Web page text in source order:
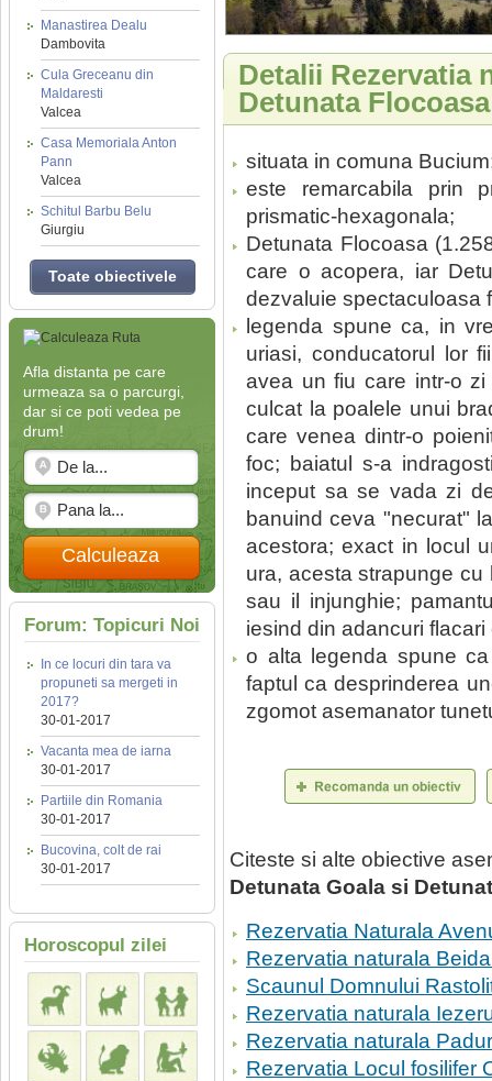
Manastirea Dealu
Dambovita
Cula Greceanu din
Maldaresti
Valcea
Casa Memoriala Anton
Pann
Valcea
Schitul Barbu Belu
Giurgiu
Toate obiectivele
Afla distanta pe care
urmeaza sa o parcurgi,
dar si ce poti vedea pe
drum!
Calculeaza
Forum: Topicuri Noi
In ce locuri din tara va
propuneti sa mergeti in
2017?
30-01-2017
Vacanta mea de iarna
30-01-2017
Partiile din Romania
30-01-2017
Bucovina, colt de rai
30-01-2017
Horoscopul zilei
Detalii Rezervatia
Detunata Flocoasa
situata in comuna
este remarcabila prin
prismatic-hexagonala;
Detunata Flocoasa
care o acopera, iar
dezvaluie spectaculoasa
legenda spune ca, in
uriasi, conducatorul lor
avea un fiu care intr-o
culcat la poalele unui
care venea dintr-o
foc; baiatul s-a
inceput sa se vada zi
banuind ceva "necurat"
acestora; exact in locul
ura, acesta strapunge
sau il injunghie;
iesind din adancuri
o alta legenda spune
faptul ca desprinderea
zgomot asemanator
Citeste si alte obiective
Detunata Goala si
Rezervatia Naturala
Rezervatia naturala
Scaunul Domnului
Rezervatia naturala
Rezervatia naturala
Rezervatia Locul fosilifer